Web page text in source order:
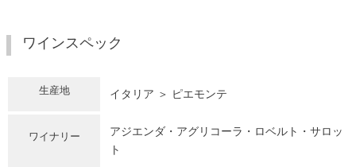
ワインスペック
生産地 イタリア ＞ ピエモンテ
ワイナリー
アジエンダ・アグリコーラ・ロベルト・サロッ
ト